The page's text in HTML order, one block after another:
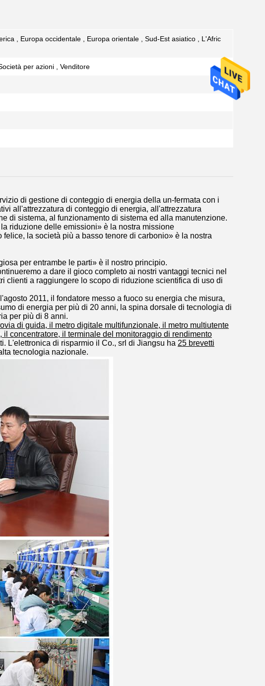
, Europa occidentale , Europa orientale , Sud-Est asiatico , L'Afric
per azioni , Venditore
di gestione di conteggio di energia della un-fermata con i
all'attrezzatura di conteggio di energia, all'attrezzatura
di sistema, al funzionamento di sistema ed alla manutenzione.
riduzione delle emissioni» è la nostra missione
la società più a basso tenore di carbonio» è la nostra
per entrambe le parti» è il nostro principio.
a dare il gioco completo ai nostri vantaggi tecnici nel
clienti a raggiungere lo scopo di riduzione scientifica di uso di
2011, il fondatore messo a fuoco su energia che misura,
di energia per più di 20 anni, la spina dorsale di tecnologia di
per più di 8 anni.
di guida, il metro digitale multifunzionale, il metro multiutente
concentratore, il terminale del monitoraggio di rendimento
L'elettronica di risparmio il Co., srl di Jiangsu ha 25 brevetti
tecnologia nazionale.